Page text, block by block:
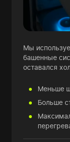
Мы
башенные
оставался
Меньше
Больше